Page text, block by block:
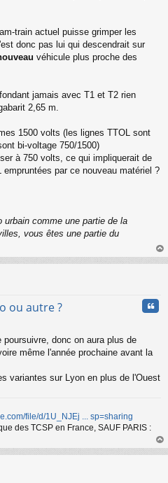
train actuel puisse grimper les
donc pas lui qui descendrait sur
véhicule plus proche des
jamais avec T1 et T2 rien
2,65 m.
1500 volts (les lignes TTOL sont
bi-voltage 750/1500)
à 750 volts, ce qui impliquerait de
par ce nouveau matériel ?
comme une partie de la
vous êtes une partie du
au
ou autre ?
donc on aura plus de
même l'année prochaine avant la
variantes sur Lyon en plus de l'Ouest
file/d/1U_NJEj ... sp=sharing
des TCSP en France, SAUF PARIS :
au